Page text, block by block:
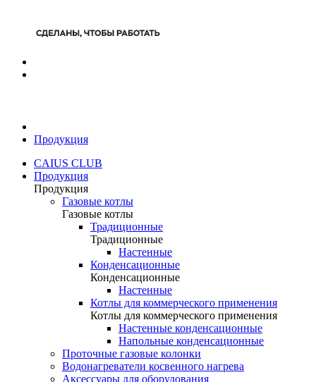
Продукция
CAIUS CLUB
Продукция
Продукция
Газовые котлы
Газовые котлы
Традиционные
Традиционные
Настенные
Конденсационные
Конденсационные
Настенные
Котлы для коммерческого применения
Котлы для коммерческого применения
Настенные конденсационные
Напольные конденсационные
Проточные газовые колонки
Водонагреватели косвенного нагрева
Аксессуары для оборудования